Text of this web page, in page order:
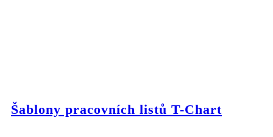
Šablony pracovních listů T-Chart